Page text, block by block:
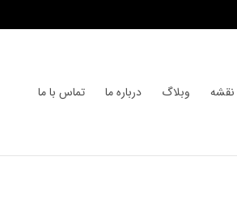
نقشه وبلاگ درباره ما تماس با ما